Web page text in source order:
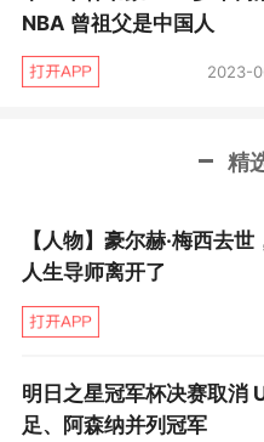
NBA 曾祖父是中国人
2023-
精
【人物】豪尔赫·梅西去
人生导师离开了
明日之星冠军杯决赛取消
足、阿森纳并列冠军